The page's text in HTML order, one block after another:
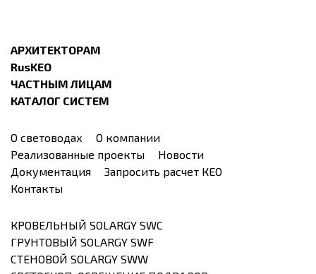
АРХИТЕКТОРАМ
RusKEO
ЧАСТНЫМ ЛИЦАМ
КАТАЛОГ СИСТЕМ
О световодах
О компании
Реализованные проекты
Новости
Документация
Запросить расчет КЕО
Контакты
КРОВЕЛЬНЫЙ SOLARGY SWC
ГРУНТОВЫЙ SOLARGY SWF
СТЕНОВОЙ SOLARGY SWW